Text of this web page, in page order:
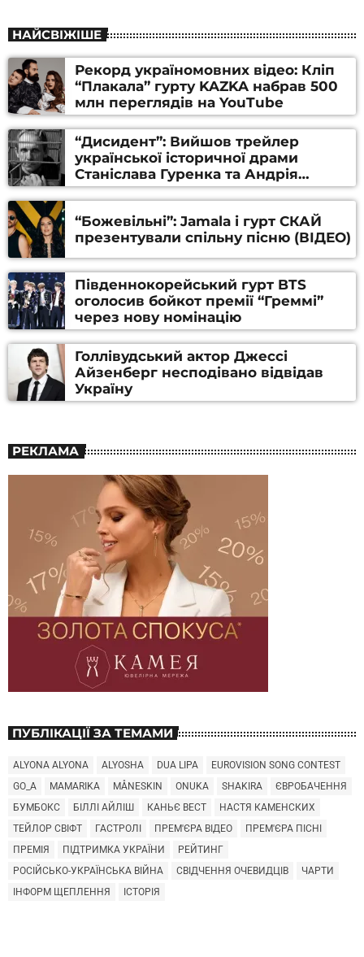
НАЙСВІЖІШЕ
Рекорд україномовних відео: Кліп
“Плакала” гурту KAZKA набрав 500
млн переглядів на YouTube
“Дисидент”: Вийшов трейлер
української історичної драми
Станіслава Гуренка та Андрія
Алфьорова (ВІДЕО)
“Божевільні”: Jamala і гурт СКАЙ
презентували спільну пісню (ВІДЕО)
Південнокорейський гурт BTS
оголосив бойкот премії “Греммі”
через нову номінацію
Голлівудський актор Джессі
Айзенберг несподівано відвідав
Україну
РЕКЛАМА
ПУБЛІКАЦІЇ ЗА ТЕМАМИ
ALYONA ALYONA ALYOSHA DUA LIPA
EUROVISION SONG CONTEST
GO_A
MAMARIKA MÅNESKIN ONUKA SHAKIRA
ЄВРОБАЧЕННЯ
БУМБОКС
БІЛЛІ АЙЛІШ КАНЬЄ ВЕСТ
НАСТЯ КАМЕНСКИХ
ТЕЙЛОР СВІФТ
ГАСТРОЛІ ПРЕМ'ЄРА ВІДЕО
ПРЕМ'ЄРА ПІСНІ
ПРЕМІЯ
ПІДТРИМКА УКРАЇНИ
РЕЙТИНГ
РОСІЙСЬКО-УКРАЇНСЬКА ВІЙНА
СВІДЧЕННЯ ОЧЕВИДЦІВ
ЧАРТИ
ІНФОРМ ЩЕПЛЕННЯ
ІСТОРІЯ